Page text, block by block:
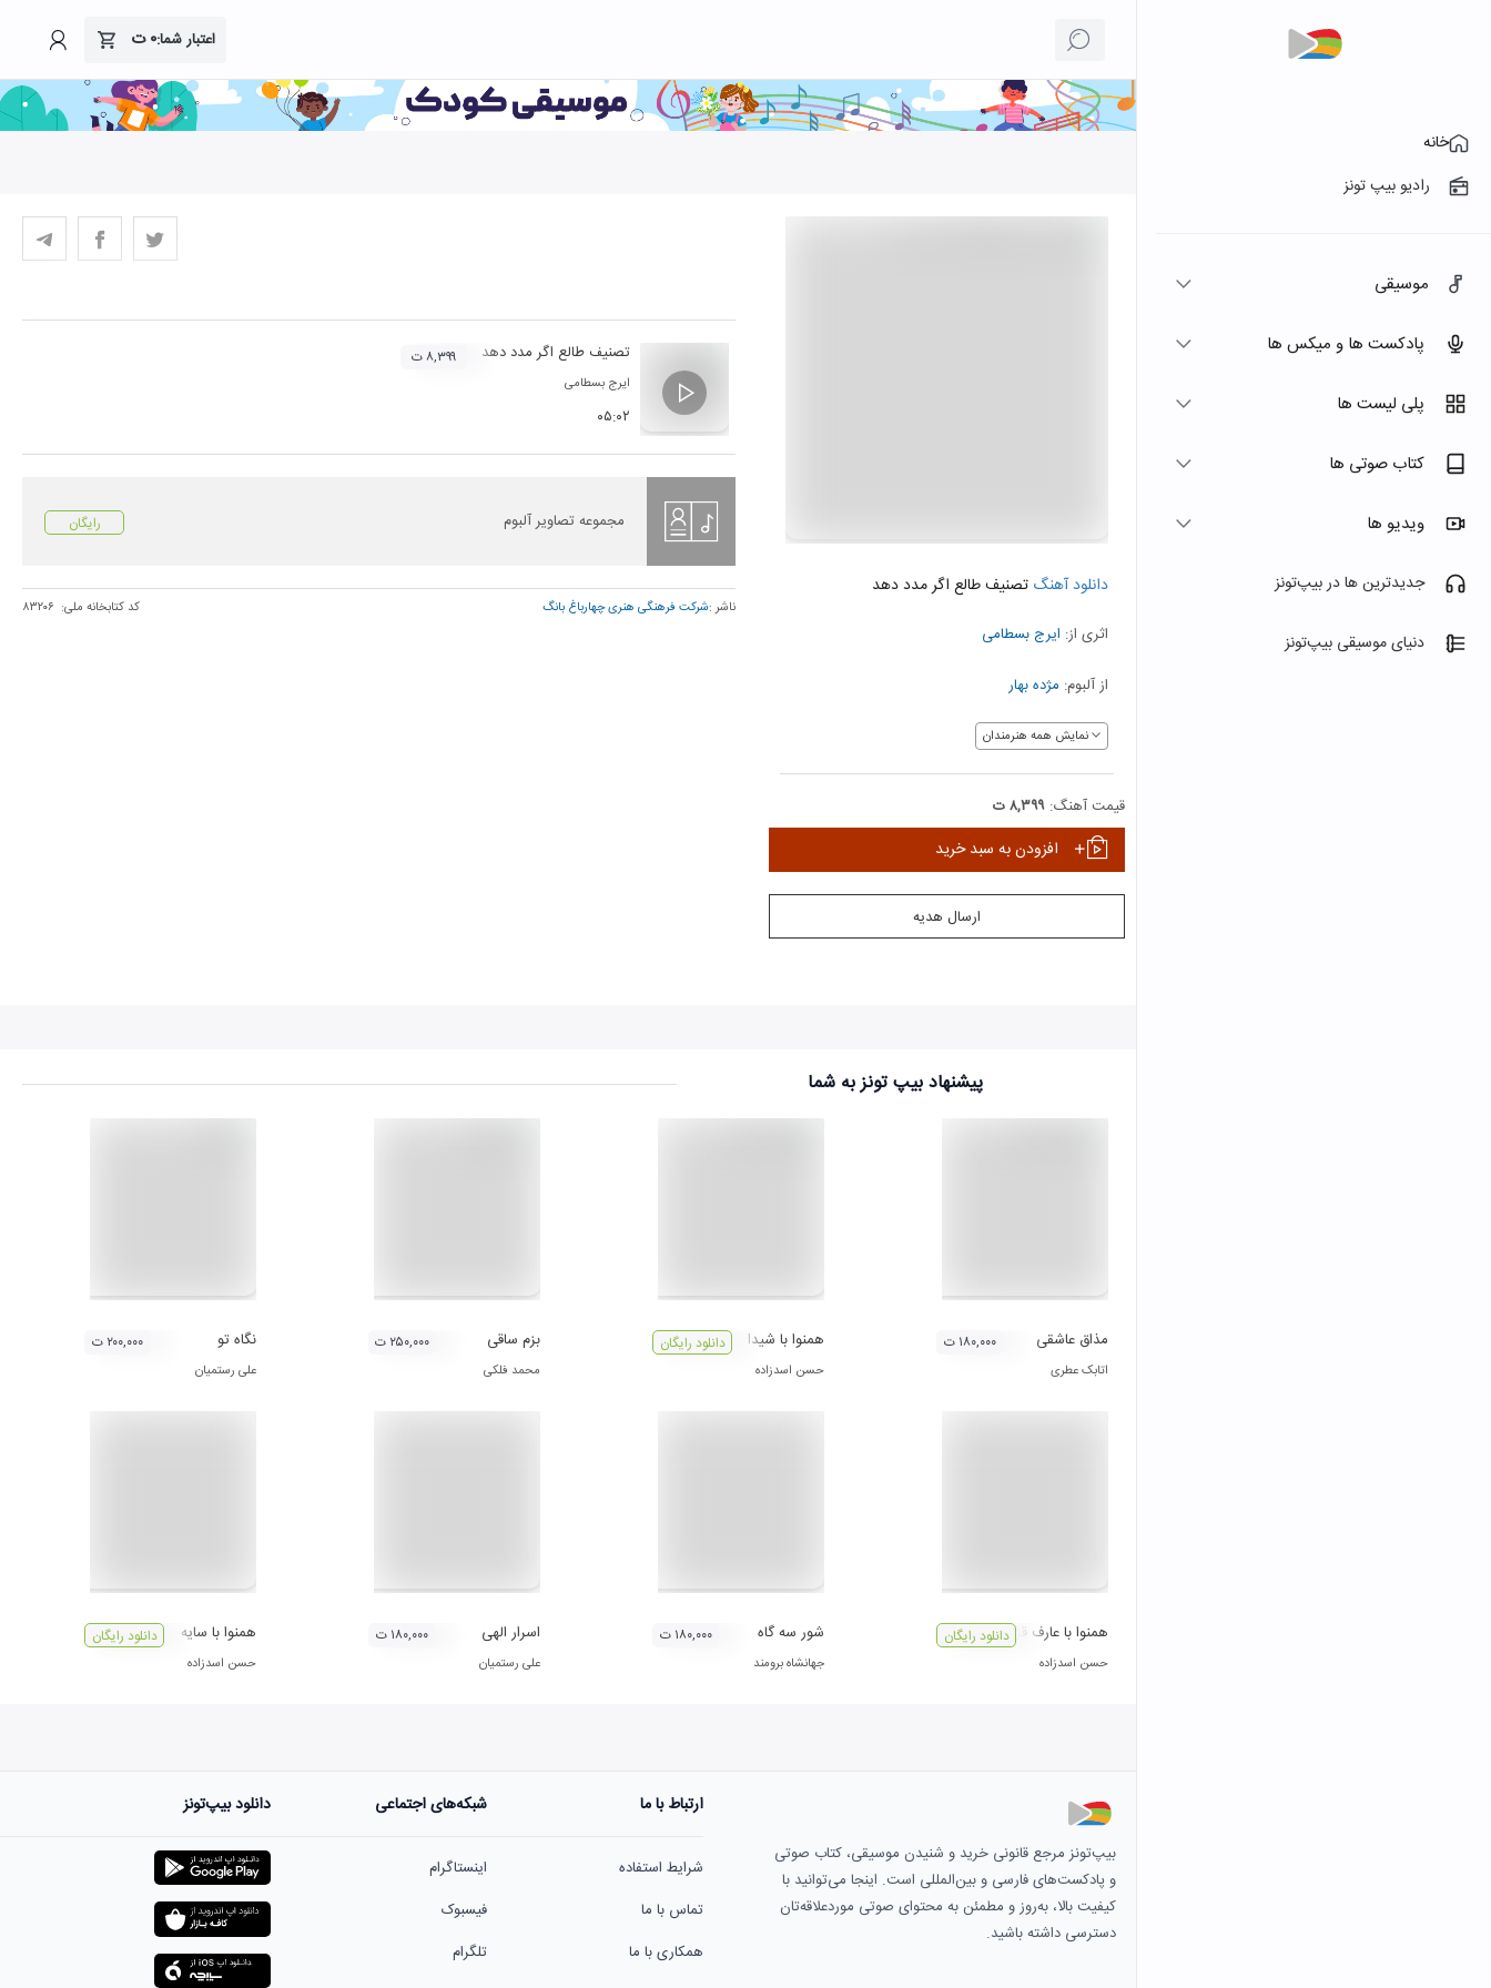
اعتبار شما:۰ت
خانه
رادیو بیپ تونز
موسیقی
پادکست ها و میکس ها
پلی لیست ها
کتاب صوتی ها
ویدیو ها
جدیدترین ها در بیپ‌تونز
دنیای موسیقی بیپ‌تونز
دانلود آهنگ تصنیف طالع اگر مدد دهد
اثری از: ایرج بسطامی
از آلبوم: مژده بهار
نمایش همه هنرمندان
قیمت آهنگ: ۸,۳۹۹ ت
افزودن به سبد خرید
ارسال هدیه
تصنیف طالع اگر مدد دهد
ایرج بسطامی
۰۵:۰۲
۸,۳۹۹ ت
مجموعه تصاویر آلبوم رایگان
ناشر :شرکت فرهنگی هنری چهارباغ بانگ کد کتابخانه ملی: ۸۳۲۰۶
پیشنهاد بیپ تونز به شما
مذاق عاشقی
اتابک عطری
۱۸۰,۰۰۰ ت همنوا با شيدا
حسن اسدزاده
دانلود رایگان بزم ساقی
محمد فلکی
۲۵۰,۰۰۰ ت نگاه تو
علی رستمیان
۲۰۰,۰۰۰ ت
همنوا با عارف قزوينی
حسن اسدزاده
دانلود رایگان شور سه گاه
جهانشاه برومند
۱۸۰,۰۰۰ ت اسرار الهی
علی رستمیان
۱۸۰,۰۰۰ ت همنوا با سایه
حسن اسدزاده
دانلود رایگان
بیپ‌تونز مرجع قانونی خرید و شنیدن موسیقی، کتاب صوتی
و پادکست‌های فارسی و بین‌المللی است. اینجا می‌توانید با
کیفیت بالا، به‌روز و مطمئن به محتوای صوتی موردعلاقه‌تان
دسترسی داشته باشید.
ارتباط با ما
شرایط استفاده
تماس با ما
همکاری با ما
شبکه‌های اجتماعی
اینستاگرام
فیسبوک
تلگرام
دانلود بیپ‌تونز